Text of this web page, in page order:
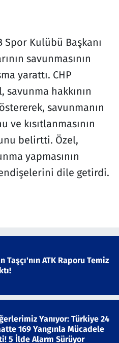
Spor Kulübü Başkanı
savunmasının
yarattı. CHP
hakkının
savunmanın
kısıtlanmasının
belirtti. Özel,
yapmasının
dile getirdi.
Taşçı'nın ATK Raporu Temiz
Yanıyor: Türkiye 24
169 Yangınla Mücadele
5 İlde Alarm Sürüyor